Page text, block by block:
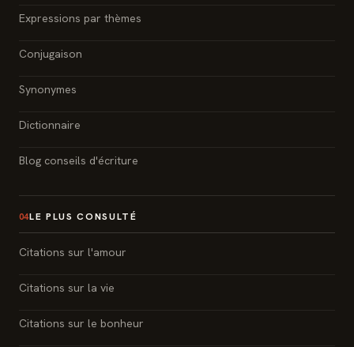
Expressions par thèmes
Conjugaison
Synonymes
Dictionnaire
Blog conseils d'écriture
04LE PLUS CONSULTÉ
Citations sur l'amour
Citations sur la vie
Citations sur le bonheur